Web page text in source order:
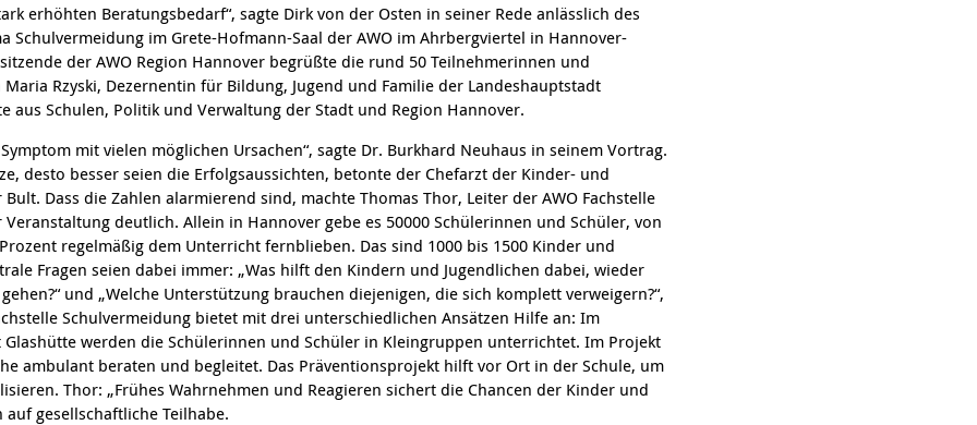
erhöhten Beratungsbedarf“, sagte Dirk von der Osten in seiner Rede anlässlich des
Schulvermeidung im Grete-Hofmann-Saal der AWO im Ahrbergviertel in Hannover-
der AWO Region Hannover begrüßte die rund 50 Teilnehmerinnen und
Rzyski, Dezernentin für Bildung, Jugend und Familie der Landeshauptstadt
aus Schulen, Politik und Verwaltung der Stadt und Region Hannover.
mit vielen möglichen Ursachen“, sagte Dr. Burkhard Neuhaus in seinem Vortrag.
desto besser seien die Erfolgsaussichten, betonte der Chefarzt der Kinder- und
Dass die Zahlen alarmierend sind, machte Thomas Thor, Leiter der AWO Fachstelle
deutlich. Allein in Hannover gebe es 50000 Schülerinnen und Schüler, von
regelmäßig dem Unterricht fernblieben. Das sind 1000 bis 1500 Kinder und
Fragen seien dabei immer: „Was hilft den Kindern und Jugendlichen dabei, wieder
und „Welche Unterstützung brauchen diejenigen, die sich komplett verweigern?“,
Schulvermeidung bietet mit drei unterschiedlichen Ansätzen Hilfe an: Im
werden die Schülerinnen und Schüler in Kleingruppen unterrichtet. Im Projekt
ambulant beraten und begleitet. Das Präventionsprojekt hilft vor Ort in der Schule, um
Thor: „Frühes Wahrnehmen und Reagieren sichert die Chancen der Kinder und
auf gesellschaftliche Teilhabe.